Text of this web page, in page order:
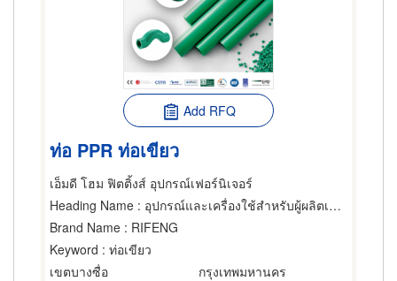
Add RFQ
ท่อ PPR ท่อเขียว
เอ็มดี โฮม ฟิตติ้งส์ อุปกรณ์เฟอร์นิเจอร์
Heading Name : อุปกรณ์และเครื่องใช้สำหรับผู้ผลิตเฟอร์นิเจอร์,ท่อ ผู้รับเหมาวาง,ผู้รับเหมาทำท่อ
Brand Name : RIFENG
Keyword : ท่อเขียว
เขตบางซื่อ
กรุงเทพมหานคร